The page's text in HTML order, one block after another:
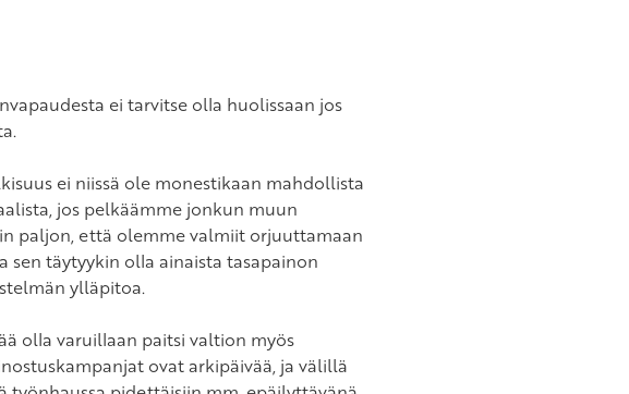
ei tarvitse olla huolissaan jos
ei niissä ole monestikaan mahdollista
jos pelkäämme jonkun muun
paljon, että olemme valmiit orjuuttamaan
sen täytyykin olla ainaista tasapainon
ylläpitoa.
olla varuillaan paitsi valtion myös
ovat arkipäivää, ja välillä